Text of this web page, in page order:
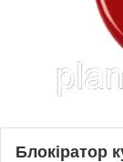
Блокіратор